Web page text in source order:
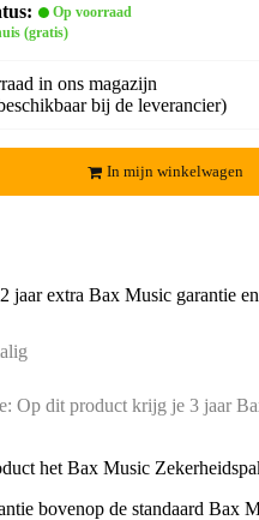
Op voorraad
(gratis)
in ons magazijn
bij de leverancier)
In mijn winkelwagen
jaar extra Bax Music garantie
Op dit product krijg je 3 jaar
het Bax Music
bovenop de standaard Bax